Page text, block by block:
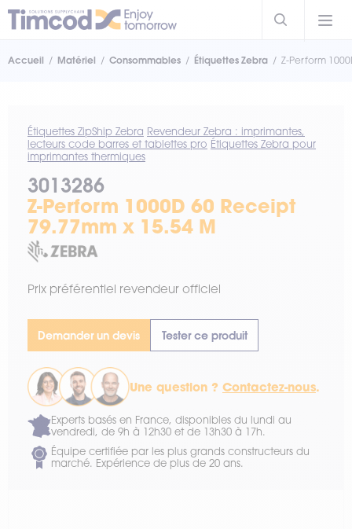
Accueil Matériel Consommables Étiquettes Zebra Z-Perform
Étiquettes ZipShip Zebra Revendeur Zebra : imprimantes,
lecteurs code barres et tablettes pro Étiquettes Zebra pour
imprimantes thermiques
3013286
Z-Perform 1000D 60 Receipt
79.77mm x 15.54 M
Prix préférentiel revendeur officiel
Demander un devis Tester ce produit
Une question ? Contactez-nous.
Experts basés en France, disponibles du lundi au
vendredi, de 9h à 12h30 et de 13h30 à 17h.
Équipe certifiée par les plus grands constructeurs du
marché. Expérience de plus de 20 ans.